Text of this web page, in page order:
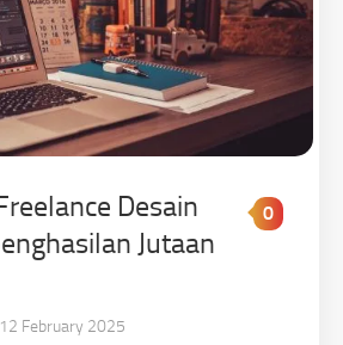
Desain
Jutaan
0
12 February 2025